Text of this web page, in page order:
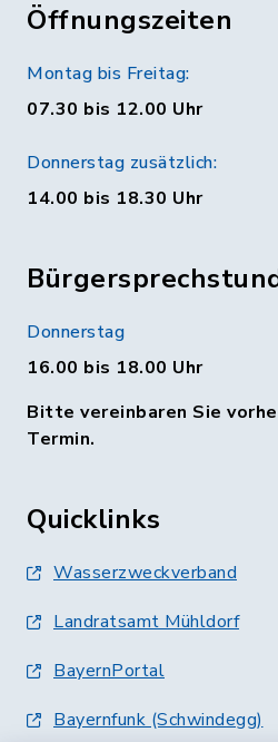
Öffnungszeiten
Montag bis Freitag:
07.30 bis 12.00 Uhr
Donnerstag zusätzlich:
14.00 bis 18.30 Uhr
Donnerstag
16.00 bis 18.00 Uhr
Bitte vereinbaren Sie
Termin.
Quicklinks
Wasserzweckverband
Landratsamt Mühldorf
BayernPortal
Bayernfunk (Schwindegg)